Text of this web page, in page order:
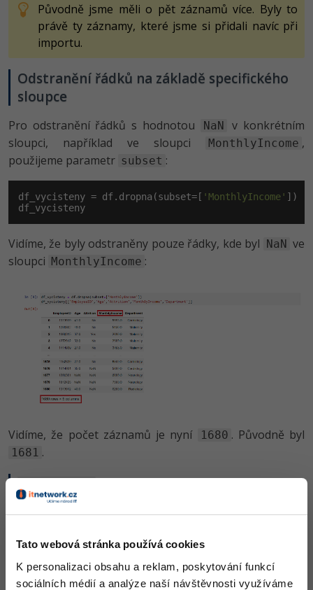
Tato webová stránka používá cookies
K personalizaci obsahu a reklam, poskytování funkcí
sociálních médií a analýze naší návštěvnosti využíváme
Původně jsme měli o pět záznamů více. Byly to
právě ty záznamy, které jsme si přidali navíc při
importu.
Odstranění řádků na základě specifického
sloupce
Pro odstranění řádků s hodnotou NaN
v konkrétním
sloupci, například ve sloupci
MonthlyIncome ,
použijeme parametr subset :
df_vycisteny = df.dropna(subset=[ 'MonthlyIncome' ])
df_vycisteny
Vidíme, že byly odstraněny pouze řádky, kde byl NaN ve
sloupci MonthlyIncome :
Vidíme, že počet záznamů je nyní 1680 . Původně byl
1681 .
fillna()
Metoda fillna() nahrazuje chybějící hodnoty
pokud chceme nahradit NaN smysluplnou hodnotou
namísto jejich odstranění.